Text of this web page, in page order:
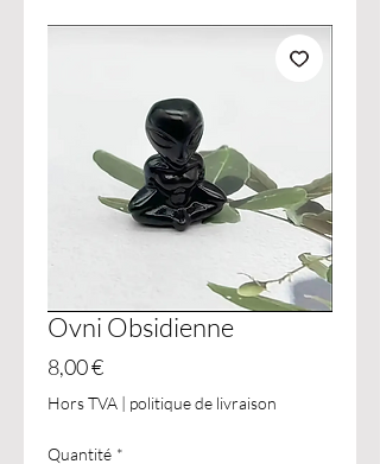
Ovni Obsidienne
8,00 €Prix
Hors TVA | politique de livraison
Quantité *